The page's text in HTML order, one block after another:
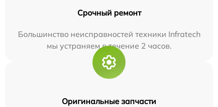
Срочный ремонт
Большинство неисправностей техники Infratech
мы устраняем в течение 2 часов.
Оригинальные запчасти